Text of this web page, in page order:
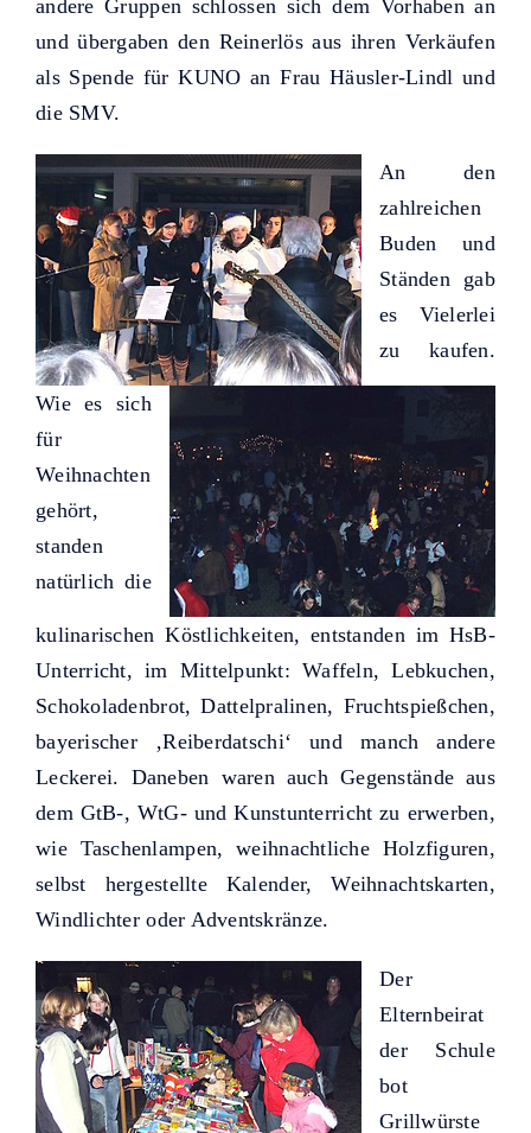
andere Gruppen schlossen sich dem Vorhaben an
und übergaben den Reinerlös aus ihren Verkäufen
als Spende für KUNO an Frau Häusler-Lindl und
die SMV.
An den
zahlreichen
Buden und
Ständen gab
es Vielerlei
zu kaufen.
Wie es sich
für
Weihnachten
gehört,
standen
natürlich die
kulinarischen Köstlichkeiten, entstanden im HsB-
Unterricht, im Mittelpunkt: Waffeln, Lebkuchen,
Schokoladenbrot, Dattelpralinen, Fruchtspießchen,
bayerischer ‚Reiberdatschi‘ und manch andere
Leckerei. Daneben waren auch Gegenstände aus
dem GtB-, WtG- und Kunstunterricht zu erwerben,
wie Taschenlampen, weihnachtliche Holzfiguren,
selbst hergestellte Kalender, Weihnachtskarten,
Windlichter oder Adventskränze.
Der
Elternbeirat
der Schule
bot
Grillwürste